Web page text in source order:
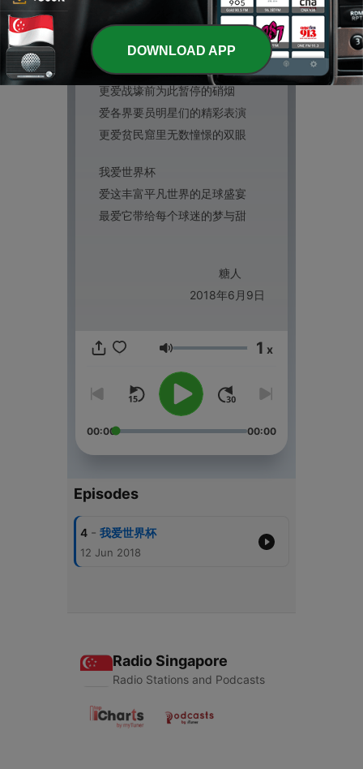
也爱站着离开力尽的无怨无悔
我爱世界杯
爱漫空飞舞欢乐的彩练纸片
更爱战壕前为此暂停的硝烟
爱各界要员明星们的精彩表演
更爱贫民窟里无数憧憬的双眼
我爱世界杯
爱这丰富平凡世界的足球盛宴
最爱它带给每个球迷的梦与甜
糖人
2018年6 月 9日
Volume 1 x
00:00 00:00
Episodes
4 - 我爱世界杯
12 Jun 2018
Radio Singapore
Radio Stations and Podcasts
DOWNLOAD APP